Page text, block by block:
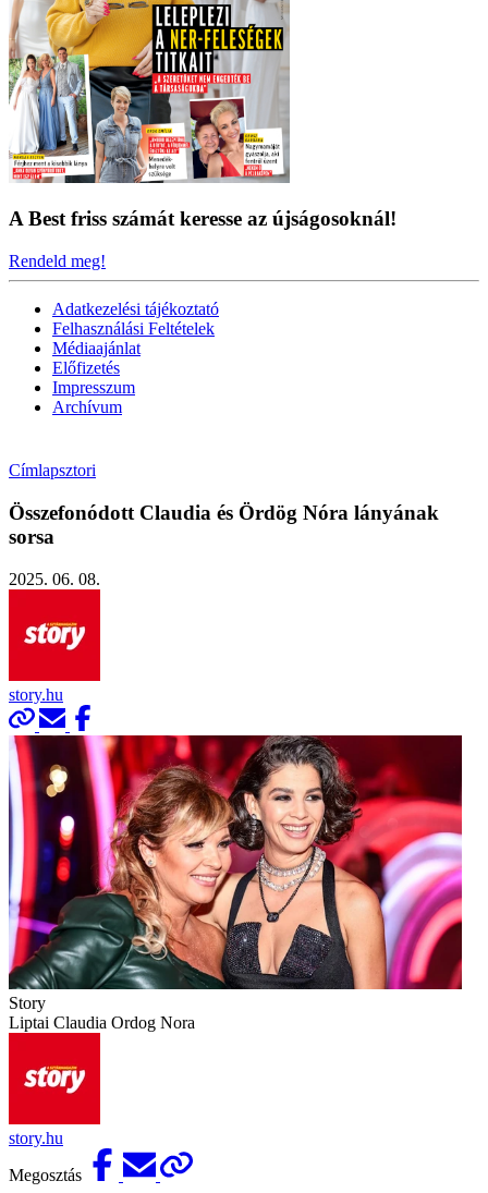
A Best friss számát keresse az újságosoknál!
Rendeld meg!
Adatkezelési tájékoztató
Felhasználási Feltételek
Médiaajánlat
Előfizetés
Impresszum
Archívum
Címlapsztori
Összefonódott Claudia és Ördög Nóra lányának
sorsa
2025. 06. 08.
story.hu
Story
Liptai Claudia Ordog Nora
story.hu
Megosztás